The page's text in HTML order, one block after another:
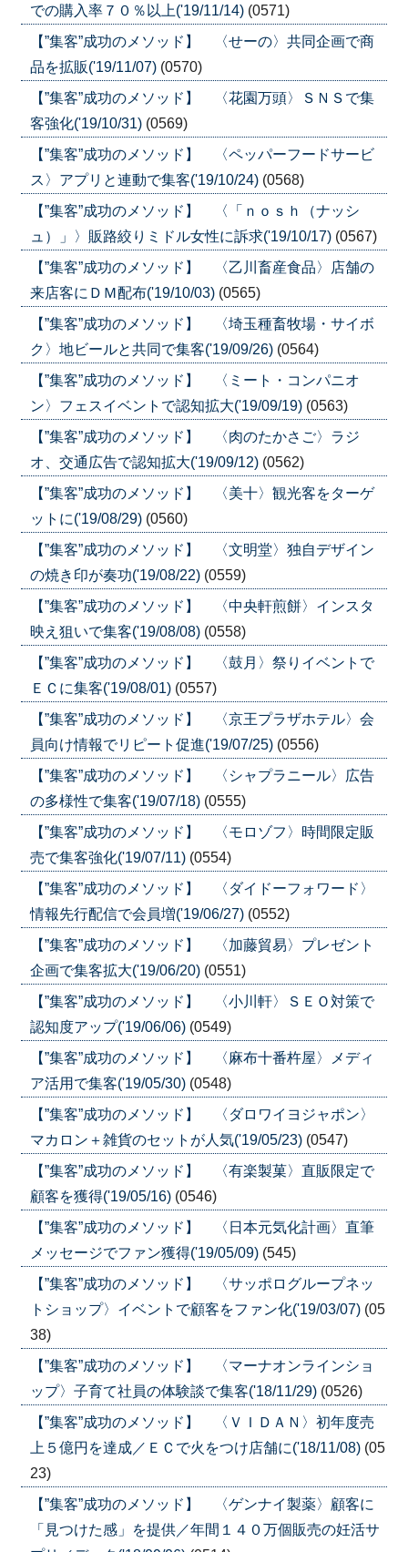
での購入率７０％以上('19/11/14) (0571)
【”集客”成功のメソッド】 〈せーの〉共同企画で商
品を拡販('19/11/07) (0570)
【”集客”成功のメソッド】 〈花園万頭〉ＳＮＳで集
客強化('19/10/31) (0569)
【”集客”成功のメソッド】 〈ペッパーフードサービ
ス〉アプリと連動で集客('19/10/24) (0568)
【”集客”成功のメソッド】 〈「ｎｏｓｈ（ナッシ
ュ）」〉販路絞りミドル女性に訴求('19/10/17) (0567)
【”集客”成功のメソッド】 〈乙川畜産食品〉店舗の
来店客にＤＭ配布('19/10/03) (0565)
【”集客”成功のメソッド】 〈埼玉種畜牧場・サイボ
ク〉地ビールと共同で集客('19/09/26) (0564)
【”集客”成功のメソッド】 〈ミート・コンパニオ
ン〉フェスイベントで認知拡大('19/09/19) (0563)
【”集客”成功のメソッド】 〈肉のたかさご〉ラジ
オ、交通広告で認知拡大('19/09/12) (0562)
【”集客”成功のメソッド】 〈美十〉観光客をターゲ
ットに('19/08/29) (0560)
【”集客”成功のメソッド】 〈文明堂〉独自デザイン
の焼き印が奏功('19/08/22) (0559)
【”集客”成功のメソッド】 〈中央軒煎餅〉インスタ
映え狙いで集客('19/08/08) (0558)
【”集客”成功のメソッド】 〈鼓月〉祭りイベントで
ＥＣに集客('19/08/01) (0557)
【”集客”成功のメソッド】 〈京王プラザホテル〉会
員向け情報でリピート促進('19/07/25) (0556)
【”集客”成功のメソッド】 〈シャプラニール〉広告
の多様性で集客('19/07/18) (0555)
【”集客”成功のメソッド】 〈モロゾフ〉時間限定販
売で集客強化('19/07/11) (0554)
【”集客”成功のメソッド】 〈ダイドーフォワード〉
情報先行配信で会員増('19/06/27) (0552)
【”集客”成功のメソッド】 〈加藤貿易〉プレゼント
企画で集客拡大('19/06/20) (0551)
【”集客”成功のメソッド】 〈小川軒〉ＳＥＯ対策で
認知度アップ('19/06/06) (0549)
【”集客”成功のメソッド】 〈麻布十番杵屋〉メディ
ア活用で集客('19/05/30) (0548)
【”集客”成功のメソッド】 〈ダロワイヨジャポン〉
マカロン＋雑貨のセットが人気('19/05/23) (0547)
【”集客”成功のメソッド】 〈有楽製菓〉直販限定で
顧客を獲得('19/05/16) (0546)
【”集客”成功のメソッド】 〈日本元気化計画〉直筆
メッセージでファン獲得('19/05/09) (545)
【”集客”成功のメソッド】 〈サッポログループネッ
トショップ〉イベントで顧客をファン化('19/03/07) (05
38)
【”集客”成功のメソッド】 〈マーナオンラインショ
ップ〉子育て社員の体験談で集客('18/11/29) (0526)
【”集客”成功のメソッド】 〈ＶＩＤＡＮ〉初年度売
上５億円を達成／ＥＣで火をつけ店舗に('18/11/08) (05
23)
【”集客”成功のメソッド】 〈ゲンナイ製薬〉顧客に
「見つけた感」を提供／年間１４０万個販売の妊活サ